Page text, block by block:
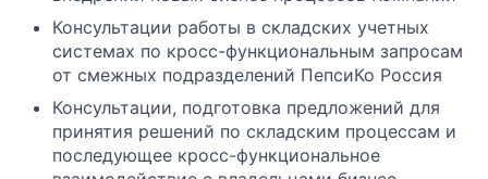
Консультации работы в складских учетных
системах по кросс-функциональным запросам
от смежных подразделений ПепсиКо Россия
Консультации, подготовка предложений для
принятия решений по складским процессам и
последующее кросс-функциональное